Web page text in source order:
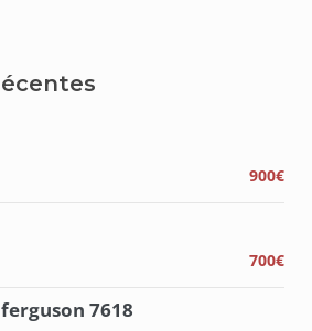
900€
700€
7618